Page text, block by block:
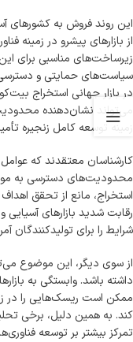
این روند فروش به کشورهای
از بازارهای پیشرو در زمینه
زیرساخت‌های مناسبی برای این
سیاست‌های حمایتی و دسترسی
در بازار جهانی استخراج
می‌تواند نشان‌دهنده
زمینه توسعه کامل زنجیره
کارشناسان معتقدند که
محدودیت‌های دسترسی به
استخراج، مانع از تحقق
رقابت شدید بازارهای
شرایط را برای تولیدکنندگان
از سوی دیگر، این موضوع
داشته باشد. وابستگی به
ممکن است ریسک‌هایی را در
کند. به همین دلیل، برخی
تمرکز بیشتر بر توسعه